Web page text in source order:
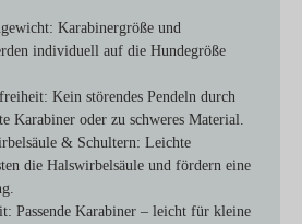
Karabinergröße und
individuell auf die Hundegröße
Kein störendes Pendeln durch
Karabiner oder zu schweres Material.
& Schultern: Leichte
die Halswirbelsäule und fördern eine
Passende Karabiner – leicht für kleine